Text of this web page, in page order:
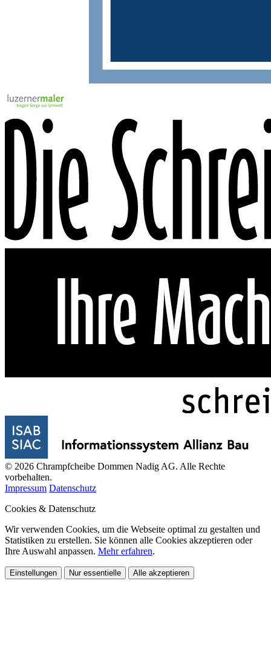
© 2026 Chrampfcheibe Dommen Nadig AG. Alle Rechte
vorbehalten.
Impressum Datenschutz
Cookies & Datenschutz
Wir verwenden Cookies, um die Webseite optimal zu gestalten und
Statistiken zu erstellen. Sie können alle Cookies akzeptieren oder
Ihre Auswahl anpassen. Mehr erfahren.
Einstellungen Nur essentielle Alle akzeptieren